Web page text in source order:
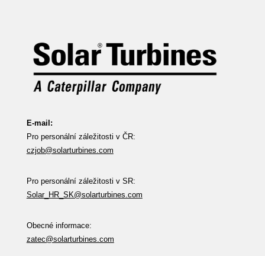
E-mail:
Pro personální záležitosti v ČR:
czjob@solarturbines.com
Pro personální záležitosti v SR:
Solar_HR_SK@solarturbines.com
Obecné informace:
zatec@solarturbines.com